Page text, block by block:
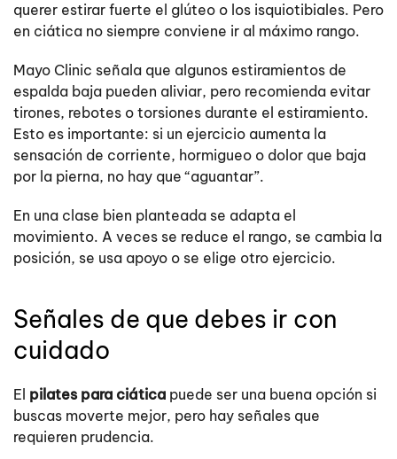
querer estirar fuerte el glúteo o los isquiotibiales. Pero
en ciática no siempre conviene ir al máximo rango.
Mayo Clinic señala que algunos estiramientos de
espalda baja pueden aliviar, pero recomienda evitar
tirones, rebotes o torsiones durante el estiramiento.
Esto es importante: si un ejercicio aumenta la
sensación de corriente, hormigueo o dolor que baja
por la pierna, no hay que “aguantar”.
En una clase bien planteada se adapta el
movimiento. A veces se reduce el rango, se cambia la
posición, se usa apoyo o se elige otro ejercicio.
Señales de que debes ir con
cuidado
El pilates para ciática puede ser una buena opción si
buscas moverte mejor, pero hay señales que
requieren prudencia.